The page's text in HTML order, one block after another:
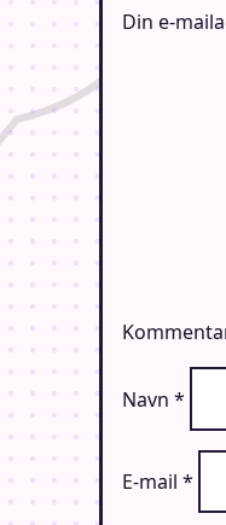
Din e-
Navn *
E-mail *